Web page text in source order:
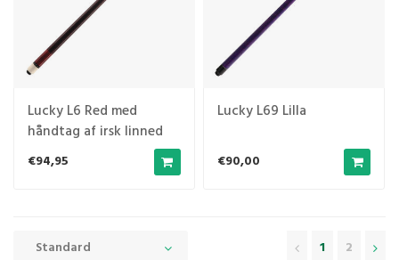
Lucky L6 Red med
håndtag af irsk linned
(Vægt: 19 Oz)
€94,95
Lucky L69 Lilla
€90,00
Standard 1 2